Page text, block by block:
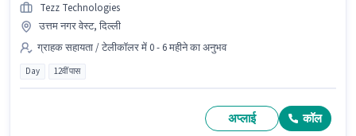
Tezz Technologies
उत्तम नगर वेस्ट, दिल्ली
ग्राहक सहायता / टेलीकॉलर में 0 - 6 महीने का अनुभव
Day 12वीं पास
अप्लाई कॉल